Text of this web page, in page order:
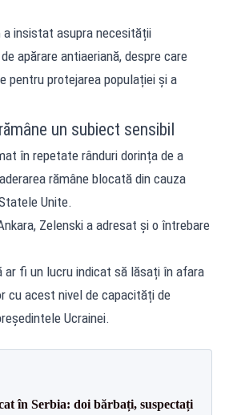
a insistat asupra necesității
apărare antiaeriană, despre care
pentru protejarea populației și a
un subiect sensibil
în repetate rânduri dorința de a
rămâne blocată din cauza
Unite.
Zelenski a adresat și o întrebare
ar fi un lucru indicat să lăsați în afara
cu acest nivel de capacități de
Ucrainei.
în Serbia: doi bărbați, suspectați